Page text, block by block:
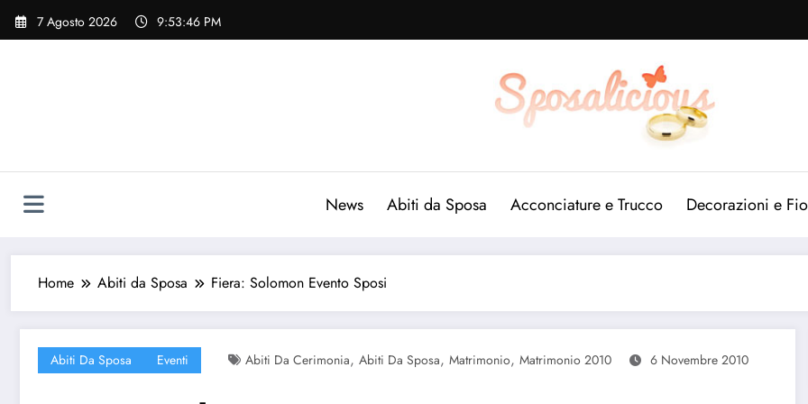
Vai
7 Agosto 2026 9:53:47 PM
News Abiti da Sposa Acconciature e Trucco Decorazioni e
Home Abiti da Sposa Fiera: Solomon Evento Sposi
Abiti Da Sposa Eventi Abiti Da Cerimonia, Abiti Da Sposa, Matrimonio, Matrimonio 2010 6 Novembre 2010